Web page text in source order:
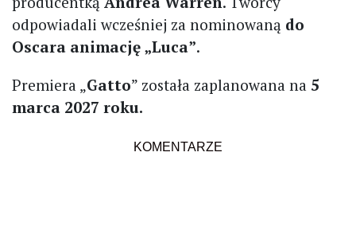
odpowiadali wcześniej za nominowaną do
Oscara animację „Luca”.
Premiera „Gatto” została zaplanowana na 5
marca 2027 roku.
KOMENTARZE